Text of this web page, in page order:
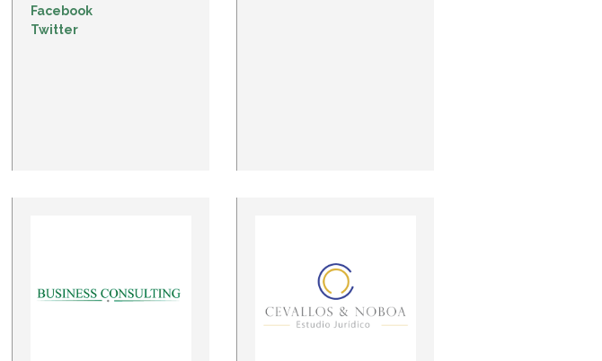
Facebook
Twitter